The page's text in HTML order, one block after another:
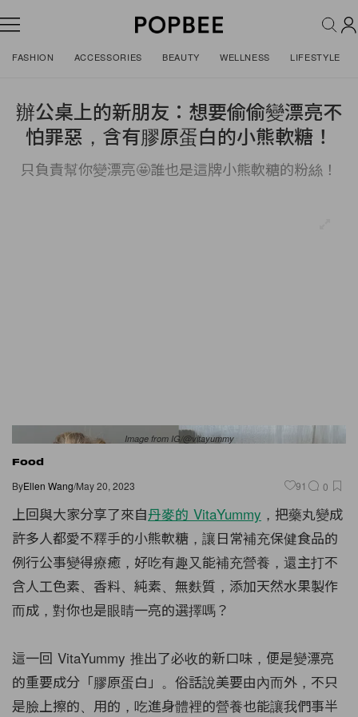
FASHION ACCESSORIES BEAUTY WELLNESS LIFESTYLE
辦公桌上的新朋友：想要偷偷變漂亮不
怕罪惡，含有膠原蛋白的小熊軟糖！
只負責幫你變漂亮🤩誰也是這牌小熊軟糖的粉絲！
Image from IG/@vitayummy
Food
ByEllen Wang/May 20, 2023 91 0
上回與大家分享了來自丹麥的 VitaYummy ，把藥丸變成
許多人都愛不釋手的小熊軟糖，讓日常補充保健食品的
例行公事變得療癒，好吃有趣又能補充營養，還主打不
含人工色素、香料、純素、無麩質，添加天然水果製作
而成，對你也是眼睛一亮的選擇嗎？
這一回 VitaYummy 推出了必收的新口味，便是變漂亮
的重要成分「膠原蛋白」。俗話說美要由內而外，不只
是臉上擦的、用的，吃進身體裡的營養也能讓我們事半